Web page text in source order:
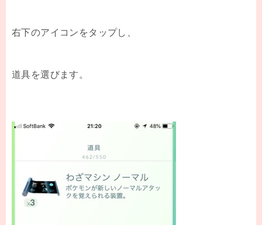
右下のアイコンをタップし、
道具を選びます。